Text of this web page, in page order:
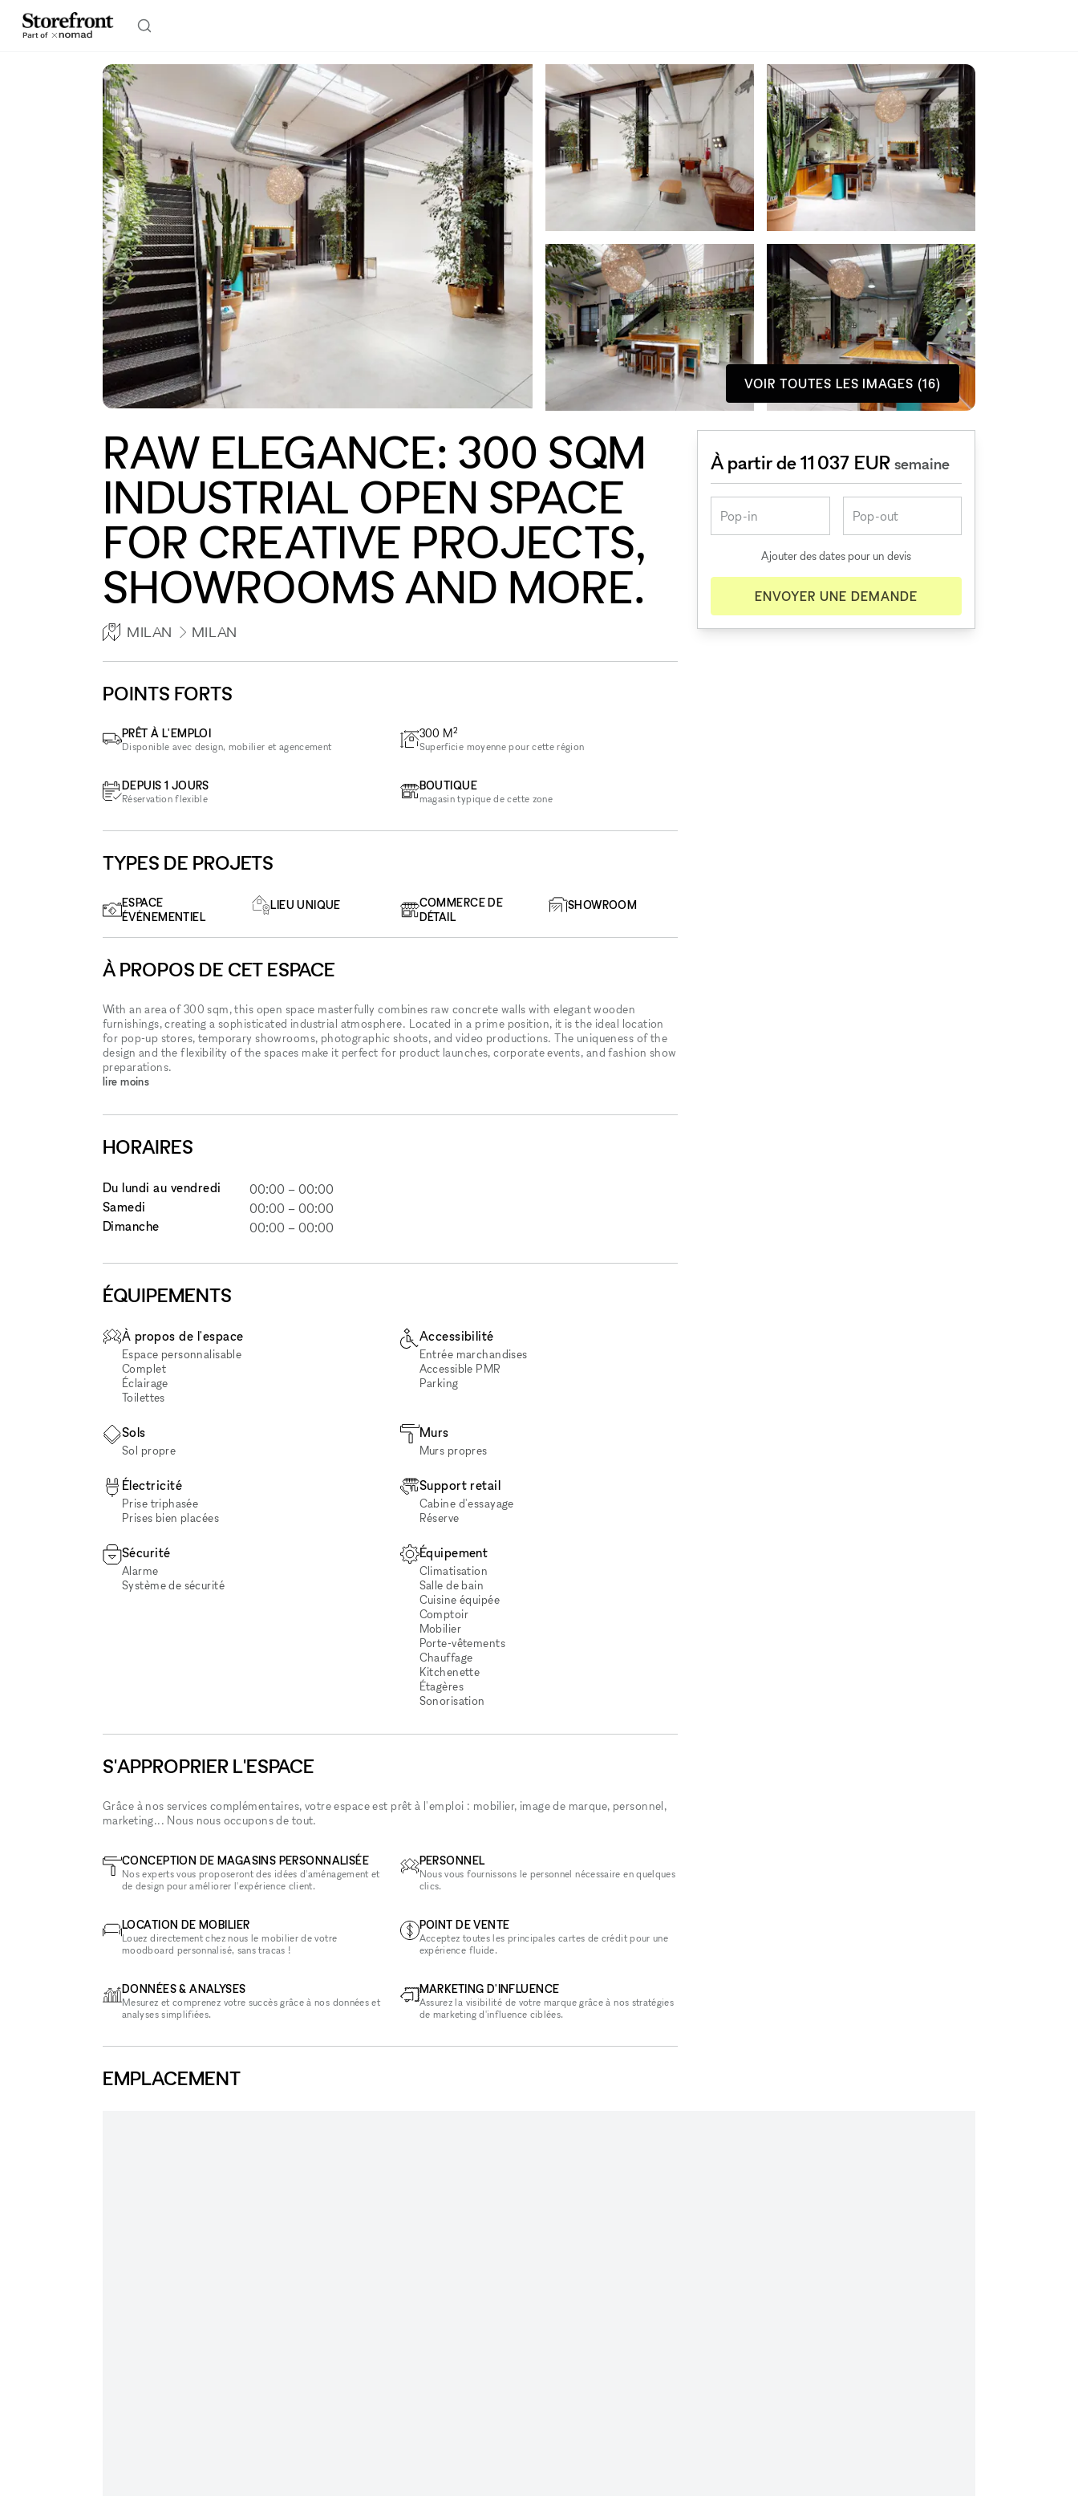
VOIR TOUTES LES IMAGES (16)
RAW ELEGANCE: 300 SQM
INDUSTRIAL OPEN SPACE
FOR CREATIVE PROJECTS,
SHOWROOMS AND MORE.
MILAN MILAN
POINTS FORTS
PRÊT À L'EMPLOI
Disponible avec design, mobilier et agencement
DEPUIS 1 JOURS
Réservation flexible
300 M2
Superficie moyenne pour cette région
BOUTIQUE
magasin typique de cette zone
TYPES DE PROJETS
ESPACE
ÉVÉNEMENTIEL
LIEU UNIQUE
COMMERCE DE
DÉTAIL
SHOWROOM
À PROPOS DE CET ESPACE
With an area of 300 sqm, this open space masterfully combines raw concrete walls with elegant wooden
furnishings, creating a sophisticated industrial atmosphere. Located in a prime position, it is the ideal location
for pop-up stores, temporary showrooms, photographic shoots, and video productions. The uniqueness of the
design and the flexibility of the spaces make it perfect for product launches, corporate events, and fashion show
preparations.
lire moins
HORAIRES
Du lundi au vendredi 00:00 –00:00
Samedi
00:00 –00:00
Dimanche
00:00 –00:00
ÉQUIPEMENTS
À propos de l'espace
Espace personnalisable
Complet
Éclairage
Toilettes
Accessibilité
Entrée marchandises
Accessible PMR
Parking
Sols
Sol propre
Murs
Murs propres
Électricité
Prise triphasée
Prises bien placées
Support retail
Cabine d'essayage
Réserve
Sécurité
Alarme
Système de sécurité
Équipement
Climatisation
Salle de bain
Cuisine équipée
Comptoir
Mobilier
Porte-vêtements
Chauffage
Kitchenette
Étagères
Sonorisation
S'APPROPRIER L'ESPACE
Grâce à nos services complémentaires, votre espace est prêt à l'emploi : mobilier, image de marque, personnel,
marketing... Nous nous occupons de tout.
CONCEPTION DE MAGASINS PERSONNALISÉE
Nos experts vous proposeront des idées d'aménagement et
de design pour améliorer l'expérience client.
LOCATION DE MOBILIER
Louez directement chez nous le mobilier de votre
moodboard personnalisé, sans tracas !
DONNÉES & ANALYSES
Mesurez et comprenez votre succès grâce à nos données et
analyses simplifiées.
PERSONNEL
Nous vous fournissons le personnel nécessaire en quelques
clics.
POINT DE VENTE
Acceptez toutes les principales cartes de crédit pour une
expérience fluide.
MARKETING D'INFLUENCE
Assurez la visibilité de votre marque grâce à nos stratégies
de marketing d'influence ciblées.
À partir de 11 037 EURsemaine
Ajouter des dates pour un devis
ENVOYER UNE DEMANDE
EMPLACEMENT